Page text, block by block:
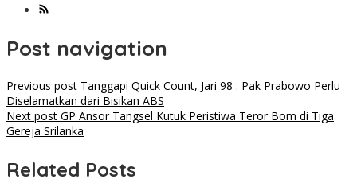
Post navigation
Previous post Tanggapi Quick Count, Jari 98 : Pak Prabowo Perlu
Diselamatkan dari Bisikan ABS
Next post GP Ansor Tangsel Kutuk Peristiwa Teror Bom di Tiga
Gereja Srilanka
Related Posts